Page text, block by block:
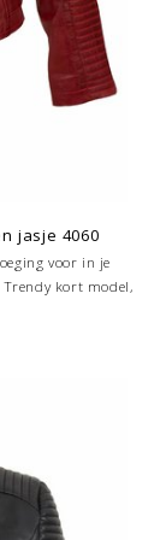
jasje 4060
voor in je
Trendy kort model,
Bestel hem nu bij